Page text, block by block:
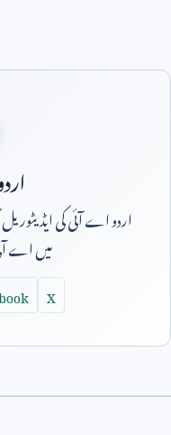
اردو اے آئی کی
میں اے
X